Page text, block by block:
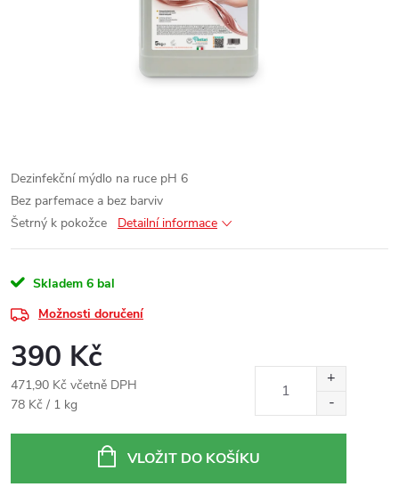
Dezinfekční mýdlo na ruce pH 6
Bez parfemace a bez barviv
Šetrný k pokožce
Detailní informace
Skladem 6 bal
Možnosti doručení
390 Kč
471,90 Kč včetně DPH
Měrná
78 Kč / 1 kg
VLOŽIT DO KOŠÍKU